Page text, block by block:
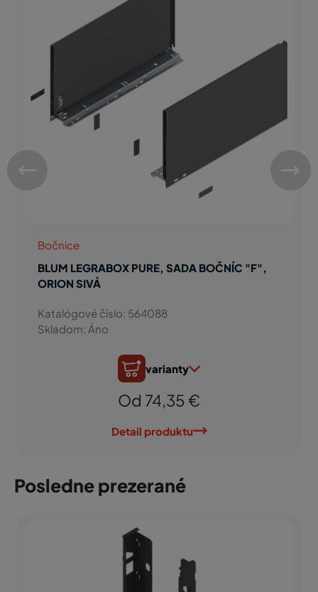
Bočnice
BLUM LEGRABOX PURE, SADA BOČNÍC "F",
KÁRBÓNOVÁ ČIERNA
Katalógové číslo: 564068
Skladom: Áno
varianty
Od 74,35 €
Detail produktu
Posledne prezerané